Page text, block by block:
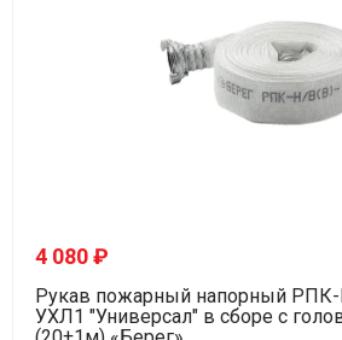
4 080 ₽
Рукав пожарный напорный
УХЛ1 "Универсал" в сборе с